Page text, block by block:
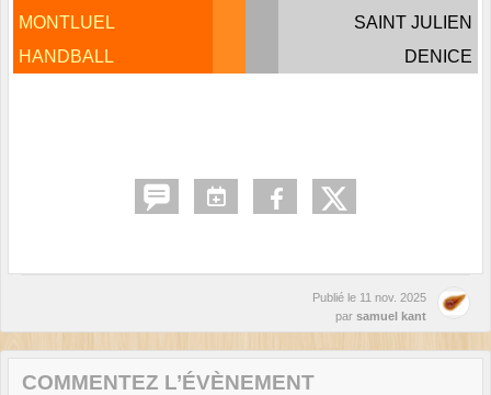
MONTLUEL
HANDBALL
SAINT JULIEN
DENICE
Publié le 11 nov. 2025
par samuel kant
COMMENTEZ L’ÉVÈNEMENT